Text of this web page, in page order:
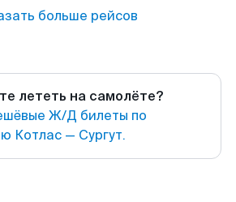
больше рейсов
лететь на самолёте?
Ж/Д билеты по
Котлас — Сургут.